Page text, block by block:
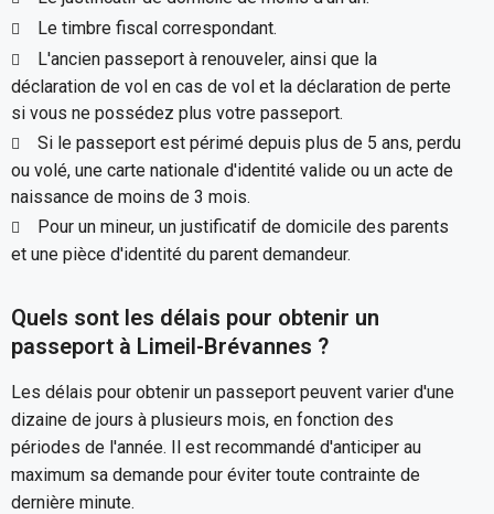
Le timbre fiscal correspondant.
L'ancien passeport à renouveler, ainsi que la
déclaration de vol en cas de vol et la déclaration de perte
si vous ne possédez plus votre passeport.
Si le passeport est périmé depuis plus de 5 ans, perdu
ou volé, une carte nationale d'identité valide ou un acte de
naissance de moins de 3 mois.
Pour un mineur, un justificatif de domicile des parents
et une pièce d'identité du parent demandeur.
Quels sont les délais pour obtenir un
passeport à Limeil-Brévannes ?
Les délais pour obtenir un passeport peuvent varier d'une
dizaine de jours à plusieurs mois, en fonction des
périodes de l'année. Il est recommandé d'anticiper au
maximum sa demande pour éviter toute contrainte de
dernière minute.